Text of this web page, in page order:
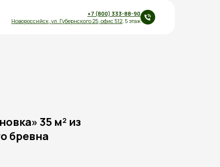
+7 (800) 333-88-90
Новороссийск, ул. Губернского 25, офис 512, 5 этаж
35 м² из
бревна